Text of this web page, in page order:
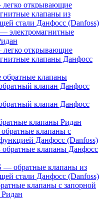
открывающие
клапаны из
стали Данфосс (Danfoss)
электромагнитные
открывающие
клапаны Данфосс
клапаны
клапан Данфосс
клапан Данфосс
клапаны Ридан
клапаны с
Данфосс (Danfoss)
клапаны Данфосс
— обратные клапаны из
стали Данфосс (Danfoss)
клапаны с запорной